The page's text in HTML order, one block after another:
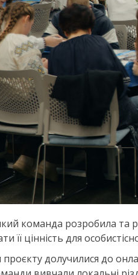
команда розробила та
її цінність для
долучилися до